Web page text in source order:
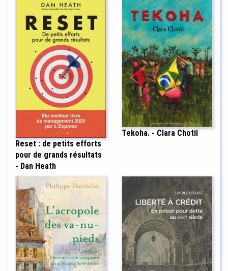
Reset : de petits efforts
pour de grands résultats
- Dan Heath
Tekoha. - Clara Chotil